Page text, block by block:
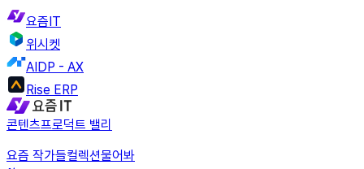
요즘IT
위시켓
AIDP - AX
Rise ERP
콘텐츠프로덕트 밸리
요즘 작가들컬렉션물어봐